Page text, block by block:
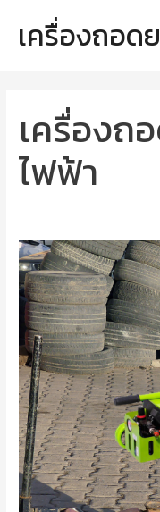
เครื่องถอด
เครื่องถ
ไฟฟ้า